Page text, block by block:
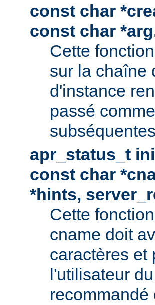
const char
const char
Cette
sur la chaîne
d'instance
passé
apr_status_t
const char
*hints,
Cette
cname doit
caractères et
l'utilisateur
recommandé